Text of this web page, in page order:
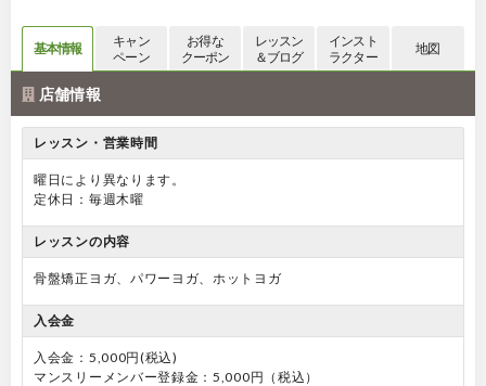
基本情報
キャン
ペーン
お得な
クーポン
レッスン
＆ブログ
インスト
ラクター
地図
店舗情報
レッスン・営業時間
曜日により異なります。
定休日：毎週木曜
レッスンの内容
骨盤矯正ヨガ、パワーヨガ、ホットヨガ
入会金
入会金：5,000円(税込)
マンスリーメンバー登録金：5,000円（税込）